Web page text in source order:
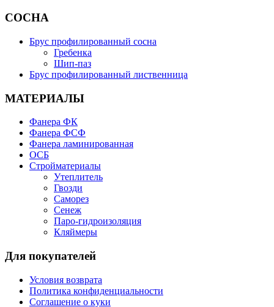
СОСНА
Брус профилированный сосна
Гребенка
Шип-паз
Брус профилированный лиственница
МАТЕРИАЛЫ
Фанера ФК
Фанера ФСФ
Фанера ламинированная
ОСБ
Стройматериалы
Утеплитель
Гвозди
Саморез
Сенеж
Паро-гидроизоляция
Кляймеры
Для покупателей
Условия возврата
Политика конфиденциальности
Соглашение о куки